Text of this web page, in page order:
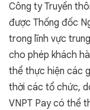
Công ty Truyền
được Thống đốc
trong lĩnh vực
cho phép khách
thể thực hiện các
thời các tổ chức,
VNPT Pay có thể